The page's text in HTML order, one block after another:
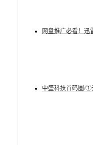
网盘推广必看！迅
中盛科技首码圈/①